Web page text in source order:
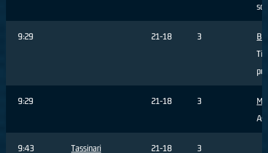
9:29 21-18 3
9:29 21-18 3
9:43 Tassinari 21-18 3